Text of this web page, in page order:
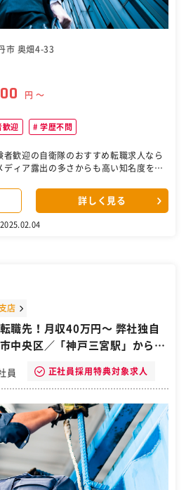
市 奥畑4-33
円 〜
歓迎 学歴不問
歓迎の自衛隊のおすすめ転職求人なら
等級の耐震性能や年中快適に過ごせる
に提供し続けています。 ★自信を持
ある"耐震等級3" ……など、自信を持っ
早い段階から取り入れることができる
す。 ★フォローし合える社
には必ず仲間が助けてくれる体制も、
＼お客
内します。 反響型営業で、飛び込みや
▼ 引渡しまでの進捗管理 施工期間中は
で平均1～2ヵ
期的な関係性を築き、お客様との信頼
の営業ならではです！ 【明確な評
でもしてあげたいけど、そうもいかない
」という社長の想いのもと、独自の歩
第一に行動できる社員」という評価基準
詳しく見る
店
職先！月収40万円〜 弊社独自
中央区／「神戸三宮駅」から徒
員 正社員採用特典対象求人